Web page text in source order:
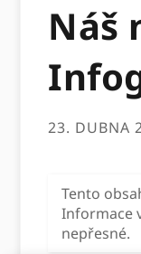
Náš
23. DUBNA
Tento
Informace
nepřesné.